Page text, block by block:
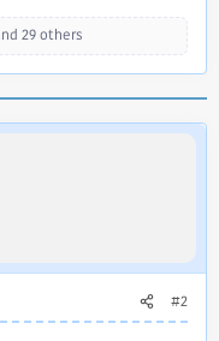
29 others
#2